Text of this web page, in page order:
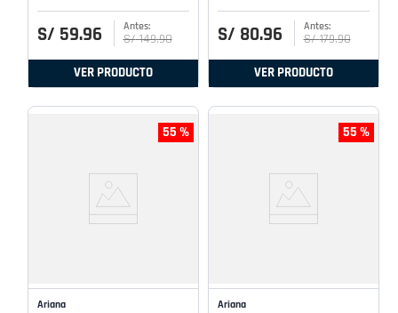
S/ 59.96 S/ 149.90
VER PRODUCTO
S/ 80.96 S/ 179.90
VER PRODUCTO
55 %
Ariana
55 %
Ariana